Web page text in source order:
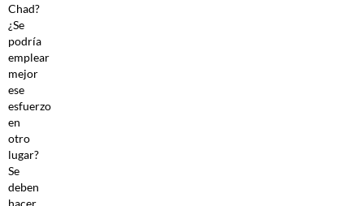
Chad?
¿Se
podría
emplear
mejor
ese
esfuerzo
en
otro
lugar?
Se
deben
hacer